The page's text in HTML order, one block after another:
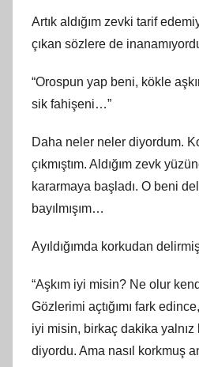
Artık aldığım zevki tarif
çıkan sözlere de
“Orospun yap beni, kökle
sik fahişeni…”
Daha neler neler diyordum.
çıkmıştım. Aldığım zevk
kararmaya başladı. O beni
bayılmışım…
Ayıldığımda korkudan
“Aşkım iyi misin? Ne olur
Gözlerimi açtığımı fark
iyi misin, birkaç dakika yalnız
diyordu. Ama nasıl korkmuş